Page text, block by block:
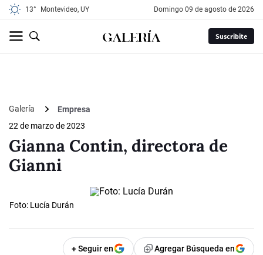
13° Montevideo, UY domingo 09 de agosto de 2026
Suscribite
Galería
Empresa
22 de marzo de 2023
Gianna Contin, directora de
Gianni
Foto: Lucía Durán
+ Seguir en Agregar Búsqueda en